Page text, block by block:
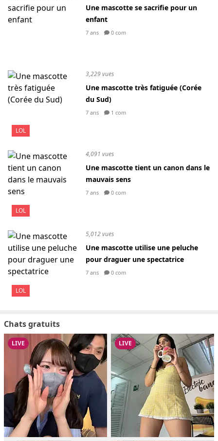
Une mascotte se sacrifie pour un
enfant
7 ans 0 com
LOL
3,229 vues
Une mascotte très fatiguée (Corée
du Sud)
7 ans 1 com
LOL
4,091 vues
Une mascotte tient un canon dans le
mauvais sens
7 ans 0 com
LOL
5,012 vues
Une mascotte utilise une peluche
pour draguer une spectatrice
7 ans 0 com
Chats gratuits